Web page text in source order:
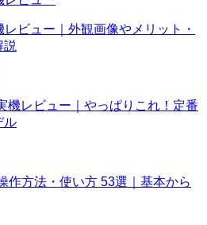
ビュー｜外観画像やメリット・
説
機レビュー｜やっぱりこれ！定番
ル
作方法・使い方 53選｜基本から